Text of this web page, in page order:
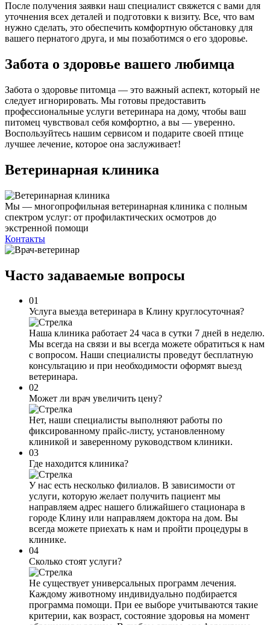
После получения заявки наш специалист свяжется с вами для
уточнения всех деталей и подготовки к визиту. Все, что вам
нужно сделать, это обеспечить комфортную обстановку для
вашего пернатого друга, и мы позаботимся о его здоровье.
Забота о здоровье вашего любимца
Забота о здоровье питомца — это важный аспект, который не
следует игнорировать. Мы готовы предоставить
профессиональные услуги ветеринара на дому, чтобы ваш
питомец чувствовал себя комфортно, а вы — уверенно.
Воспользуйтесь нашим сервисом и подарите своей птице
лучшее лечение, которое она заслуживает!
Ветеринарная клиника
Мы — многопрофильная ветеринарная клиника с полным
спектром услуг: от профилактических осмотров до
экстренной помощи
Контакты
Часто задаваемые вопросы
01
Услуга выезда ветеринара в Клину круглосуточная?
Наша клиника работает 24 часа в сутки 7 дней в неделю.
Мы всегда на связи и вы всегда можете обратиться к нам
с вопросом. Наши специалисты проведут бесплатную
консультацию и при необходимости оформят выезд
ветеринара.
02
Может ли врач увеличить цену?
Нет, наши специалисты выполняют работы по
фиксированному прайс-листу, установленному
клиникой и заверенному руководством клиники.
03
Где находится клиника?
У нас есть несколько филиалов. В зависимости от
услуги, которую желает получить пациент мы
направляем адрес нашего ближайшего стационара в
городе Клину или направляем доктора на дом. Вы
всегда можете приехать к нам и пройти процедуры в
клинике.
04
Сколько стоят услуги?
Не существует универсальных программ лечения.
Каждому животному индивидуально подбирается
программа помощи. При ее выборе учитываются такие
критерии, как возраст, состояние здоровья на момент